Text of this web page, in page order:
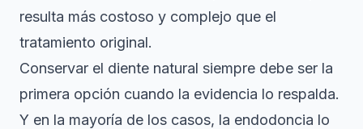
resulta más costoso y complejo que el
tratamiento original.
Conservar el diente natural siempre debe ser la
primera opción cuando la evidencia lo respalda.
Y en la mayoría de los casos, la endodoncia lo